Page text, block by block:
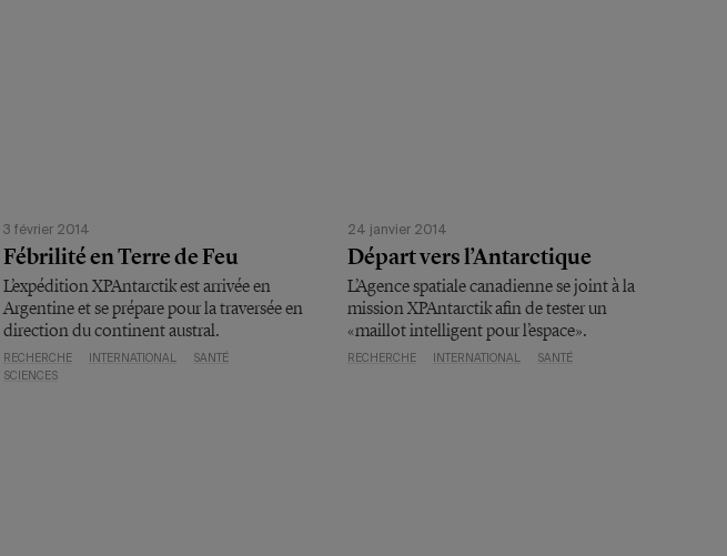
3 février 2014
Fébrilité en Terre de Feu
L’expédition XPAntarctik est arrivée en
Argentine et se prépare pour la traversée en
direction du continent austral.
RECHERCHE INTERNATIONAL
SANTÉ
SCIENCES
24 janvier 2014
Départ vers l’Antarctique
L’Agence spatiale canadienne se joint à la
mission XPAntarctik afin de tester un
«maillot intelligent pour l’espace».
RECHERCHE INTERNATIONAL SANTÉ